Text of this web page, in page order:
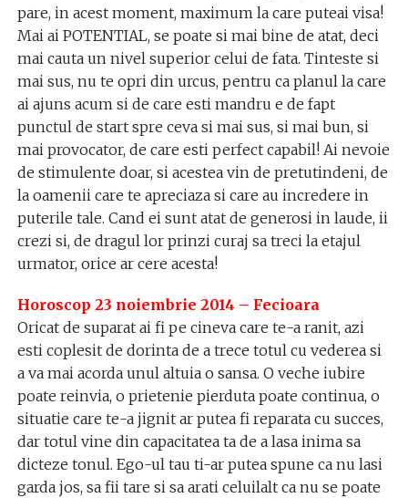
pare, in acest moment, maximum la care puteai visa!
Mai ai POTENTIAL, se poate si mai bine de atat, deci
mai cauta un nivel superior celui de fata. Tinteste si
mai sus, nu te opri din urcus, pentru ca planul la care
ai ajuns acum si de care esti mandru e de fapt
punctul de start spre ceva si mai sus, si mai bun, si
mai provocator, de care esti perfect capabil! Ai nevoie
de stimulente doar, si acestea vin de pretutindeni, de
la oamenii care te apreciaza si care au incredere in
puterile tale. Cand ei sunt atat de generosi in laude, ii
crezi si, de dragul lor prinzi curaj sa treci la etajul
urmator, orice ar cere acesta!
Horoscop 23 noiembrie 2014 – Fecioara
Oricat de suparat ai fi pe cineva care te-a ranit, azi
esti coplesit de dorinta de a trece totul cu vederea si
a va mai acorda unul altuia o sansa. O veche iubire
poate reinvia, o prietenie pierduta poate continua, o
situatie care te-a jignit ar putea fi reparata cu succes,
dar totul vine din capacitatea ta de a lasa inima sa
dicteze tonul. Ego-ul tau ti-ar putea spune ca nu lasi
garda jos, sa fii tare si sa arati celuilalt ca nu se poate